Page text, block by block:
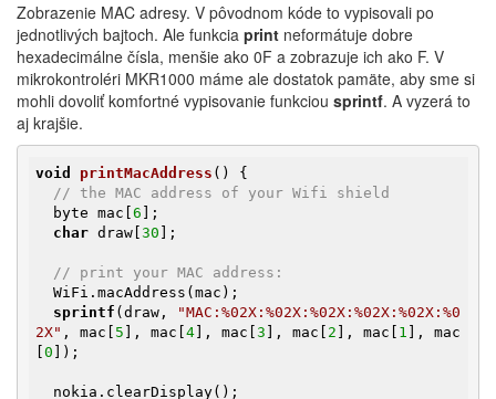
Zobrazenie MAC adresy. V pôvodnom kóde to vypisovali po
jednotlivých bajtoch. Ale funkcia print neformátuje dobre
hexadecimálne čísla, menšie ako 0F a zobrazuje ich ako F. V
mikrokontroléri MKR1000 máme ale dostatok pamäte, aby sme si
mohli dovoliť komfortné vypisovanie funkciou sprintf. A vyzerá to
aj krajšie.
void printMacAddress ()
{
// the MAC address of your Wifi shield
  byte mac[
6 ];
char draw[ 30 ];
// print your MAC address:
sprintf (draw,
"MAC:%02X:%02X:%02X:%02X:%02X:%0
2X" , mac[ 5 ], mac[ 4 ], mac[ 3 ], mac[ 2 ], mac[ 1 ], mac
0 ]);